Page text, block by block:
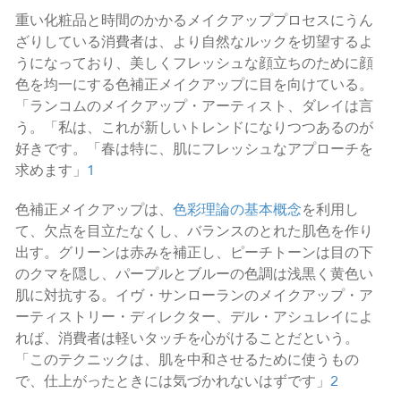
重い化粧品と時間のかかるメイクアッププロセスにうん
ざりしている消費者は、より自然なルックを切望するよ
うになっており、美しくフレッシュな顔立ちのために顔
色を均一にする色補正メイクアップに目を向けている。
「ランコムのメイクアップ・アーティスト、ダレイは言
う。「私は、これが新しいトレンドになりつつあるのが
好きです。「春は特に、肌にフレッシュなアプローチを
求めます」 1
色補正メイクアップは、 色彩理論の基本概念を利用し
て、欠点を目立たなくし、バランスのとれた肌色を作り
出す。グリーンは赤みを補正し、ピーチトーンは目の下
のクマを隠し、パープルとブルーの色調は浅黒く黄色い
肌に対抗する。イヴ・サンローランのメイクアップ・ア
ーティストリー・ディレクター、デル・アシュレイによ
れば、消費者は軽いタッチを心がけることだという。
「このテクニックは、肌を中和させるために使うもの
で、仕上がったときには気づかれないはずです」 2